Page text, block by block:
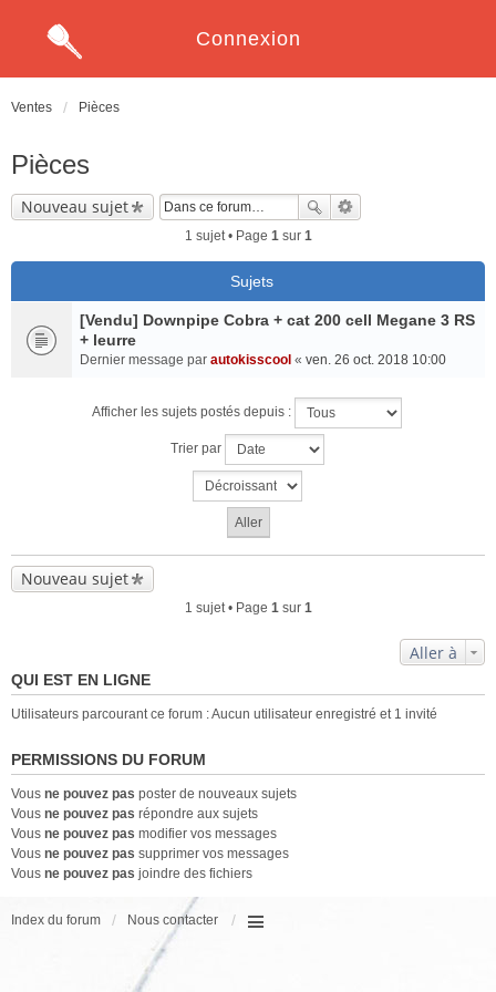
Connexion
Ventes Pièces
Pièces
Nouveau sujet
1 sujet • Page 1sur 1
Sujets
[Vendu] Downpipe Cobra + cat 200 cell Megane 3 RS
+ leurre
Dernier message par autokisscool « ven. 26 oct. 2018 10:00
Afficher les sujets postés depuis :
Trier par
Nouveau sujet
1 sujet • Page 1sur 1
Aller à
QUI EST EN LIGNE
Utilisateurs parcourant ce forum : Aucun utilisateur enregistré et 1 invité
PERMISSIONS DU FORUM
Vous ne pouvez pas poster de nouveaux sujets
Vous ne pouvez pas répondre aux sujets
Vous ne pouvez pas modifier vos messages
Vous ne pouvez pas supprimer vos messages
Vous ne pouvez pas joindre des fichiers
Index du forum Nous contacter